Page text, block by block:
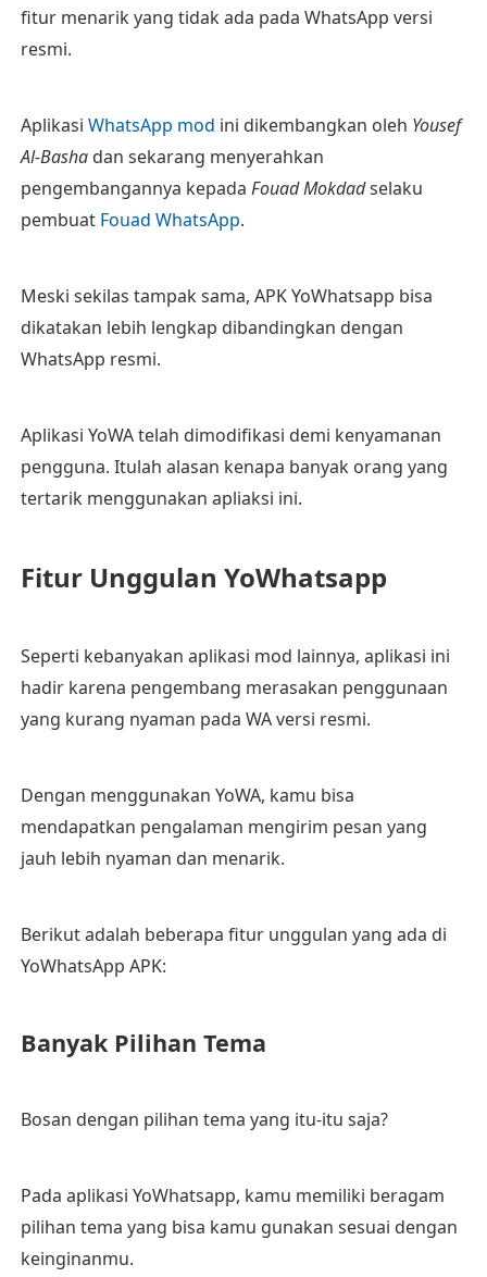
fitur menarik yang tidak ada pada WhatsApp versi
resmi.
Aplikasi WhatsApp mod ini dikembangkan oleh Yousef
Al-Bashadan sekarang menyerahkan
pengembangannya kepada Fouad Mokdadselaku
pembuat Fouad WhatsApp.
Meski sekilas tampak sama, APK YoWhatsapp bisa
dikatakan lebih lengkap dibandingkan dengan
WhatsApp resmi.
Aplikasi YoWA telah dimodifikasi demi kenyamanan
pengguna. Itulah alasan kenapa banyak orang yang
tertarik menggunakan apliaksi ini.
Fitur Unggulan YoWhatsapp
Seperti kebanyakan aplikasi mod lainnya, aplikasi ini
hadir karena pengembang merasakan penggunaan
yang kurang nyaman pada WA versi resmi.
Dengan menggunakan YoWA, kamu bisa
mendapatkan pengalaman mengirim pesan yang
jauh lebih nyaman dan menarik.
Berikut adalah beberapa fitur unggulan yang ada di
YoWhatsApp APK:
Banyak Pilihan Tema
Bosan dengan pilihan tema yang itu-itu saja?
Pada aplikasi YoWhatsapp, kamu memiliki beragam
pilihan tema yang bisa kamu gunakan sesuai dengan
keinginanmu.